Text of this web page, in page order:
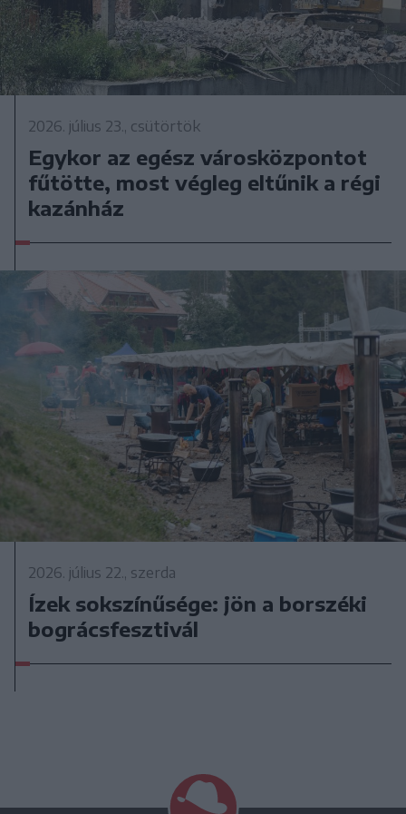
2026. július 23., csütörtök
Egykor az egész városközpontot
fűtötte, most végleg eltűnik a régi
kazánház
2026. július 22., szerda
Ízek sokszínűsége: jön a borszéki
bográcsfesztivál